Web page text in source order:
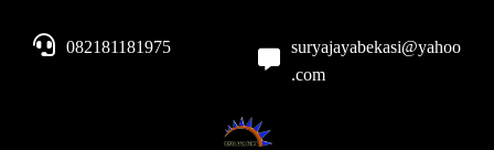
082181181975
suryajayabekasi@yahoo
.com